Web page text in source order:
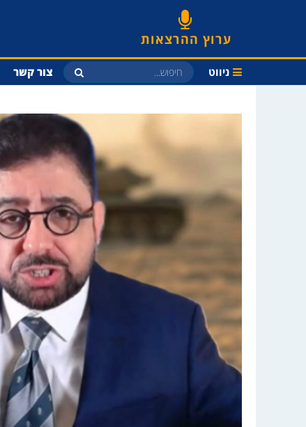
ערוץ ההרצאות
ניווט צור קשר